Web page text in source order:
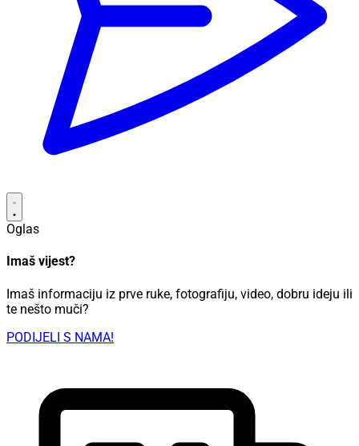
Oglas
Imaš vijest?
Imaš informaciju iz prve ruke, fotografiju, video, dobru ideju ili
te nešto muči?
PODIJELI S NAMA!